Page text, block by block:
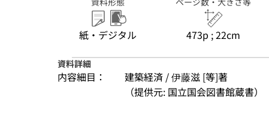
紙・デジタル 473p ; 22cm
資料詳細
内容細目：
建築経済 / 伊藤滋 [等]著
（提供元: 国立国会図書館蔵書）